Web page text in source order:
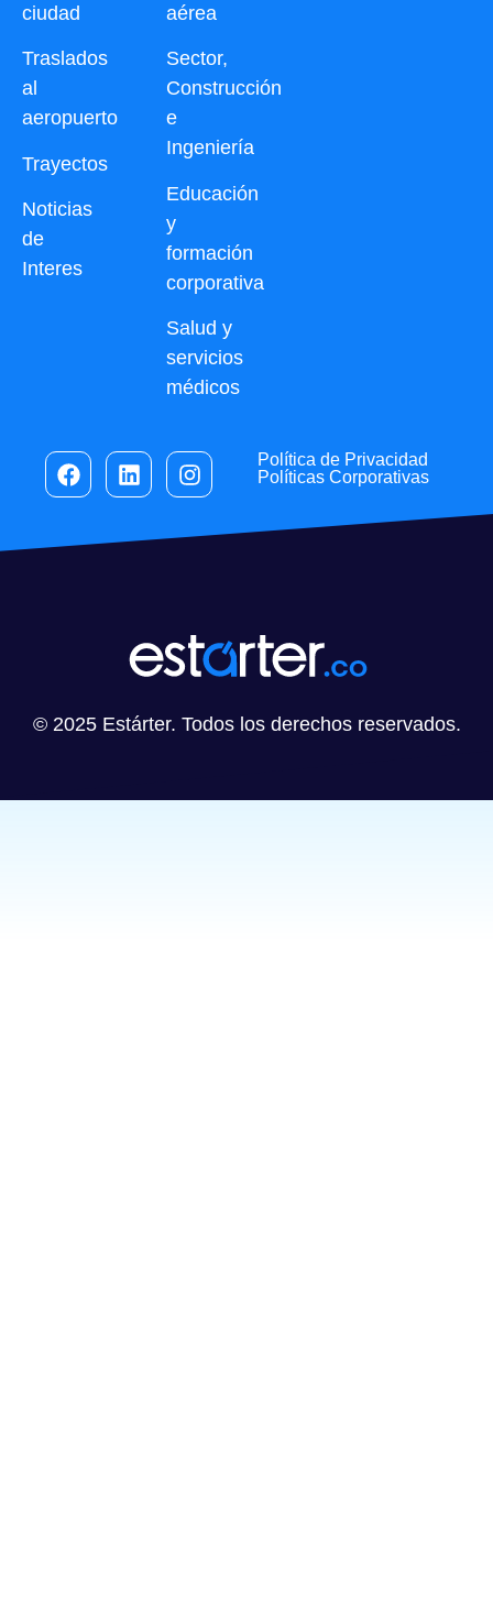
ciudad
Traslados
al
aeropuerto
Trayectos
Noticias
de
Interes
aérea
Sector,
Construcción
e
Ingeniería
Educación
y
formación
corporativa
Salud y
servicios
médicos
Política de Privacidad
Políticas Corporativas
© 2025 Estárter. Todos los derechos reservados.